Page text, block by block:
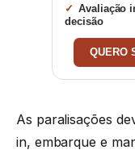
Avaliação
decisão
QUERO
As paralisações
in, embarque e